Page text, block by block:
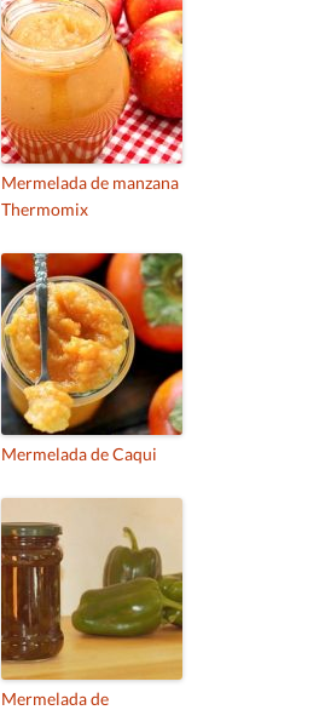
Mermelada de manzana
Thermomix
Mermelada de Caqui
Mermelada de